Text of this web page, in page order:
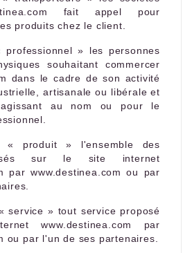
fait appel pour
produits chez le client.
professionnel » les personnes
souhaitant commercer
dans le cadre de son activité
artisanale ou libérale et
au nom ou pour le
« produit » l'ensemble des
sur le site internet
par www.destinea.com ou par
service » tout service proposé
www.destinea.com par
ou par l'un de ses partenaires.